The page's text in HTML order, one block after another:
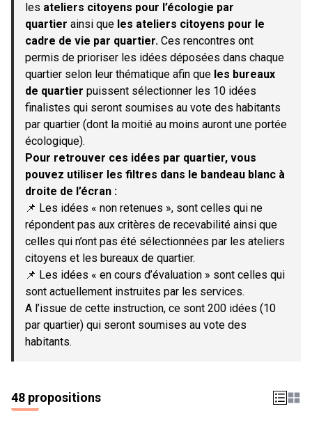
les ateliers citoyens pour l’écologie par
quartier ainsi que les ateliers citoyens pour le
cadre de vie par quartier. Ces rencontres ont
permis de prioriser les idées déposées dans chaque
quartier selon leur thématique afin que les bureaux
de quartier puissent sélectionner les 10 idées
finalistes qui seront soumises au vote des habitants
par quartier (dont la moitié au moins auront une portée
écologique).
Pour retrouver ces idées par quartier, vous
pouvez utiliser les filtres dans le bandeau blanc à
droite de l’écran :
📌 Les idées « non retenues », sont celles qui ne
répondent pas aux critères de recevabilité ainsi que
celles qui n’ont pas été sélectionnées par les ateliers
citoyens et les bureaux de quartier.
📌 Les idées « en cours d’évaluation » sont celles qui
sont actuellement instruites par les services.
A l’issue de cette instruction, ce sont 200 idées (10
par quartier) qui seront soumises au vote des
habitants.
48 propositions